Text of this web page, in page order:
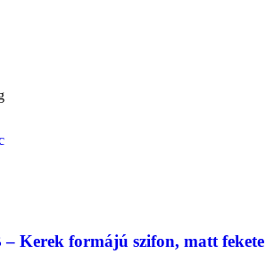
Kerek formájú szifon, matt fekete